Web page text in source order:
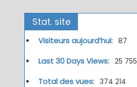
Stat. site
Visiteurs aujourd’hui: 87
Last 30 Days Views: 25 755
Total des vues: 374 214